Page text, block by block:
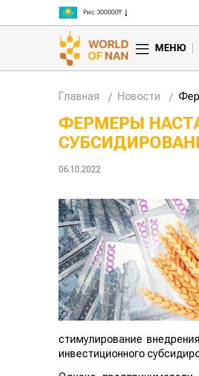
Рис 300000₸
Пшеница 3 класс 125000₸
МЕНЮ
Главная Новости
ФЕРМЕРЫ
06.10.2022
стимулирование
инвестиционного
Кыргызстан
Казахстан по темпам роста
хозяйства